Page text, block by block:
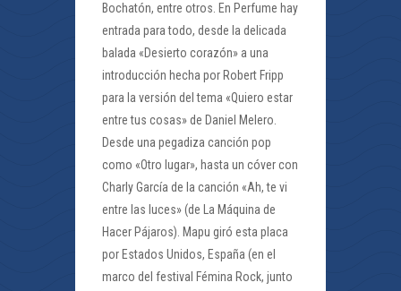
Bochatón, entre otros. En Perfume hay
entrada para todo, desde la delicada
balada «Desierto corazón» a una
introducción hecha por Robert Fripp
para la versión del tema «Quiero estar
entre tus cosas» de Daniel Melero.
Desde una pegadiza canción pop
como «Otro lugar», hasta un cóver con
Charly García de la canción «Ah, te vi
entre las luces» (de La Máquina de
Hacer Pájaros). Mapu giró esta placa
por Estados Unidos, España (en el
marco del festival Fémina Rock, junto